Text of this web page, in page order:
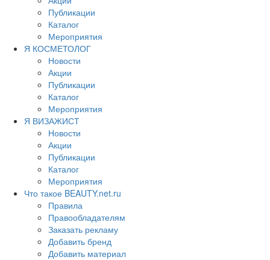
Публикации
Каталог
Мероприятия
Я КОСМЕТОЛОГ
Новости
Акции
Публикации
Каталог
Мероприятия
Я ВИЗАЖИСТ
Новости
Акции
Публикации
Каталог
Мероприятия
Что такое BEAUTY.net.ru
Правила
Правообладателям
Заказать рекламу
Добавить бренд
Добавить материал